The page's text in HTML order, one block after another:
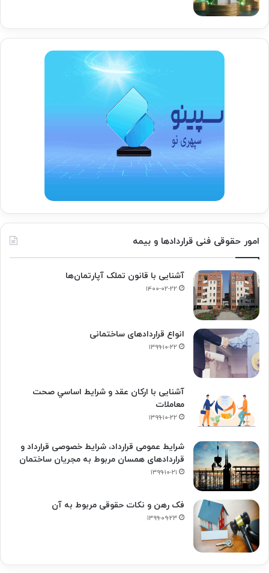
امور حقوقی فنی قراردادها و بیمه
آشنایی با قانون تملک آپارتمان‌ها
۱۴۰۰-۰۲-۲۲
انواع قراردادهای ساختمانی
۱۳۹۹-۱۰-۲۲
آشنایی با ارکان عقد و شرايط اساسي صحت
معاملات
۱۳۹۹-۱۰-۲۲
شرایط عمومی قرارداد، شرایط خصوصی قرارداد و
قراردادهای همسان مربوط به مجریان ساختمان
۱۳۹۹-۱۰-۲۱
فک‌ رهن و نکات حقوقی مربوط به آن
۱۳۹۹-۰۹-۲۳